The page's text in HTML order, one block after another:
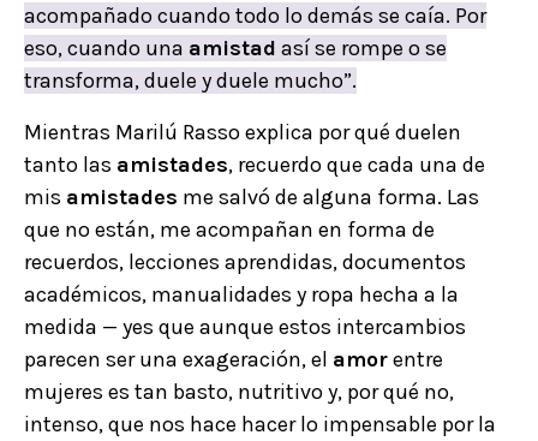
acompañado cuando todo lo demás se caía. Por
eso, cuando una amistad así se rompe o se
transforma, duele y duele mucho”.
Mientras Marilú Rasso explica por qué duelen
tanto las amistades, recuerdo que cada una de
mis amistades me salvó de alguna forma. Las
que no están, me acompañan en forma de
recuerdos, lecciones aprendidas, documentos
académicos, manualidades y ropa hecha a la
medida — yes que aunque estos intercambios
parecen ser una exageración, el amorentre
mujeres es tan basto, nutritivo y, por qué no,
intenso, que nos hace hacer lo impensable por la